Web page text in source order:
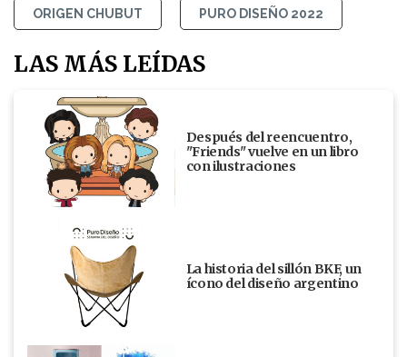
ORIGEN CHUBUT PURO DISEÑO 2022
LAS MÁS LEÍDAS
Después del reencuentro,
"Friends" vuelve en un libro
con ilustraciones
La historia del sillón BKF, un
ícono del diseño argentino